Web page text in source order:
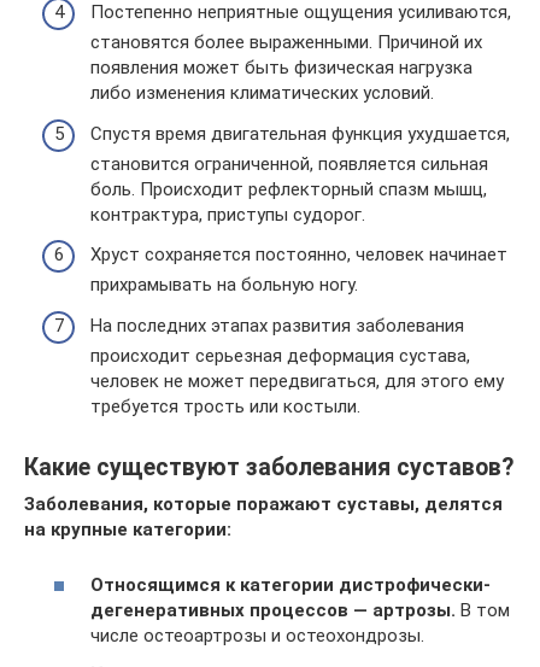
Постепенно неприятные ощущения усиливаются,
становятся более выраженными. Причиной их
появления может быть физическая нагрузка
либо изменения климатических условий.
Спустя время двигательная функция ухудшается,
становится ограниченной, появляется сильная
боль. Происходит рефлекторный спазм мышц,
контрактура, приступы судорог.
Хруст сохраняется постоянно, человек начинает
прихрамывать на больную ногу.
На последних этапах развития заболевания
происходит серьезная деформация сустава,
человек не может передвигаться, для этого ему
требуется трость или костыли.
Какие существуют заболевания суставов?
Заболевания, которые поражают суставы, делятся
на крупные категории:
Относящимся к категории дистрофически-
дегенеративных процессов — артрозы. В том
числе остеоартрозы и остеохондрозы.